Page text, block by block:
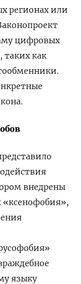
регионах или
цифровых
таких как
внедрены
«ксенофобия»,
языку